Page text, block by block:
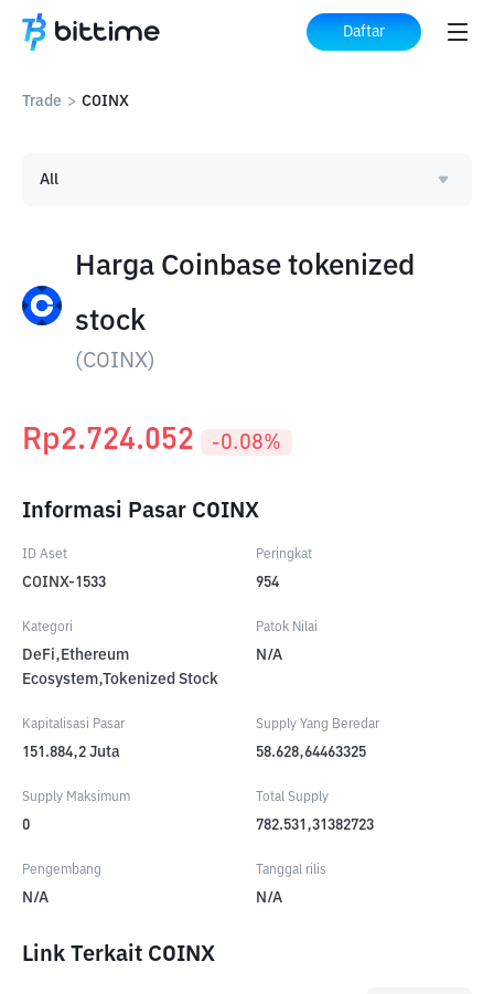
Daftar
Trade > COINX
Harga Coinbase tokenized
stock
(COINX)
All
Rp2.724.052 -0.08%
Informasi Pasar COINX
ID Aset
COINX-1533
Peringkat
954
Kategori
DeFi,Ethereum
Ecosystem,Tokenized Stock
Patok Nilai
N/A
Kapitalisasi Pasar
151.884,2 Juta
Supply Yang Beredar
58.628,64463325
Supply Maksimum
0
Total Supply
782.531,31382723
Pengembang
N/A
Tanggal rilis
N/A
Link Terkait COINX